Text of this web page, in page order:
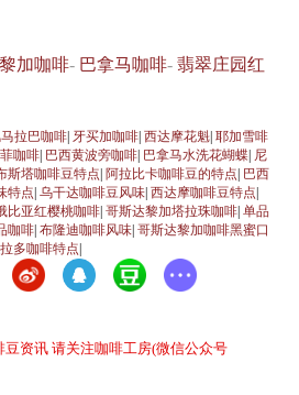
加咖啡- 巴拿马咖啡-翡翠庄园红
拉巴咖啡 牙买加咖啡 |西达摩花魁 |耶加雪啡
咖啡 巴西黄波旁咖啡 巴拿马水洗花蝴蝶 尼
斯塔咖啡豆特点 阿拉比卡咖啡豆的特点 巴西
特点 |乌干达咖啡豆风味 |西达摩咖啡豆特点
比亚红樱桃咖啡 |哥斯达黎加塔拉珠咖啡 |单品
咖啡 |布隆迪咖啡风味 |哥斯达黎加咖啡黑蜜口
多咖啡特点
资讯 请关注咖啡工房(微信公众号